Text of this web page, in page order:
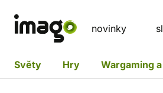
novinky
Světy Hry Wargaming